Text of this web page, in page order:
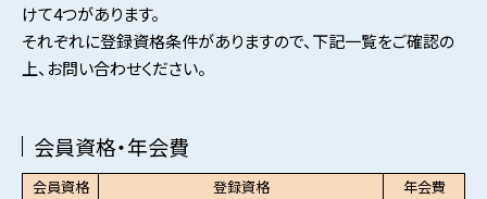
けて4つがあります。
それぞれに登録資格条件がありますので、下記一覧をご確認の
上、お問い合わせください。
会員資格・年会費
会員資格 登録資格 年会費